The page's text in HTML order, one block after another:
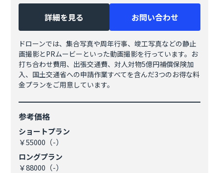
詳細を見る お問い合わせ
ドローンでは、集合写真や周年行事、竣工写真などの静止
画撮影とPRムービーといった動画撮影を行っています。お
打ち合わせ費用、出張交通費、対人対物5億円補償保険加
入、国土交通省への申請作業すべてを含んだ3つのお得な料
金プランをご用意しています。
参考価格
ショートプラン
￥55000（-）
ロングプラン
￥88000（-）